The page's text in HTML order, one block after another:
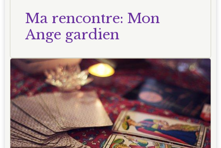
Ma rencontre: Mon
Ange gardien